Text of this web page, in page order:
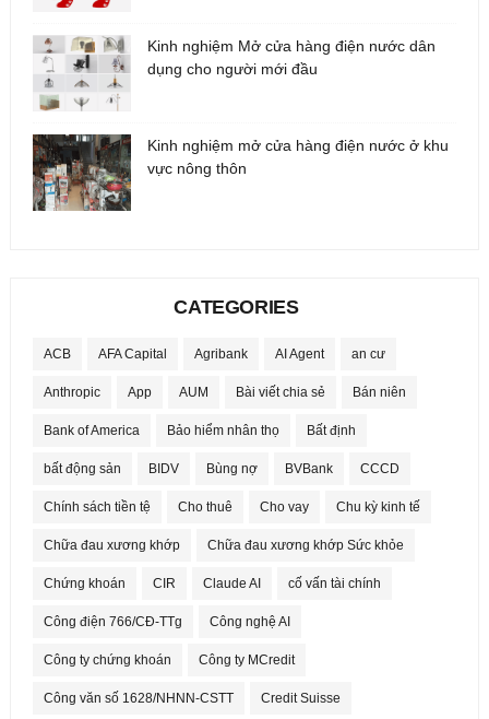
Kinh nghiệm Mở cửa hàng điện nước dân
dụng cho người mới đầu
Kinh nghiệm mở cửa hàng điện nước ở khu
vực nông thôn
CATEGORIES
ACB AFA Capital Agribank AI Agent an cư
Anthropic App AUM Bài viết chia sẻ Bán niên
Bank of America Bảo hiểm nhân thọ Bất định
bất động sản BIDV Bùng nợ BVBank CCCD
Chính sách tiền tệ Cho thuê Cho vay Chu kỳ kinh tế
Chữa đau xương khớp Chữa đau xương khớp Sức khỏe
Chứng khoán CIR Claude AI cố vấn tài chính
Công điện 766/CĐ-TTg Công nghệ AI
Công ty chứng khoán Công ty MCredit
Công văn số 1628/NHNN-CSTT Credit Suisse